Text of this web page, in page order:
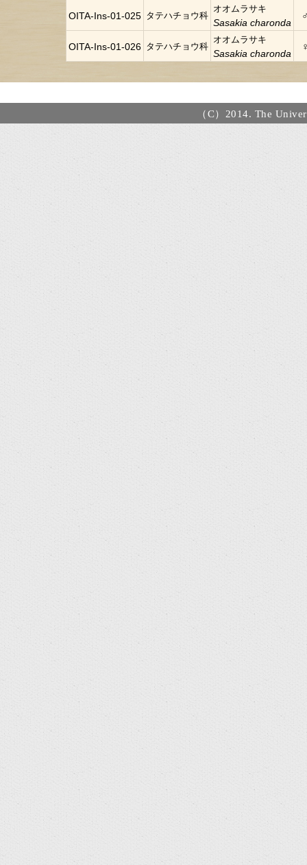
OITA-Ins-01-025 タテハチョウ科
オオムラサキ
Sasakia charonda
OITA-Ins-01-026 タテハチョウ科
オオムラサキ
Sasakia charonda
（C）2014. The